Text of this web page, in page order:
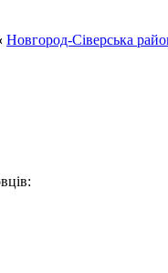
‹ Новгород-Сіверська